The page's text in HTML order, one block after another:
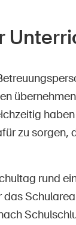
zu sorgen,
rund